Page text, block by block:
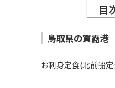
目
鳥取県の賀露港
お刺身定食(北前